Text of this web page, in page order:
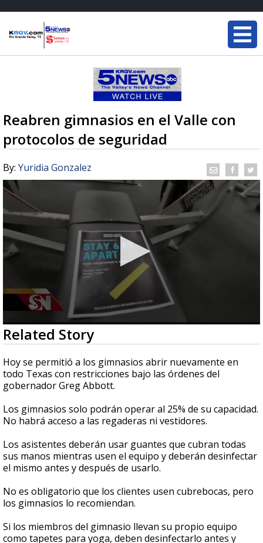
Reabren gimnasios en el Valle con
protocolos de seguridad
By: Yuridia Gonzalez
0
seconds
of
1
minute,
28
seconds
Related Story
Hoy se permitió a los gimnasios abrir nuevamente en
todo Texas con restricciones bajo las órdenes del
gobernador Greg Abbott.
Los gimnasios solo podrán operar al 25% de su capacidad.
No habrá acceso a las regaderas ni vestidores.
Los asistentes deberán usar guantes que cubran todas
sus manos mientras usen el equipo y deberán desinfectar
el mismo antes y después de usarlo.
No es obligatorio que los clientes usen cubrebocas, pero
los gimnasios lo recomiendan.
Si los miembros del gimnasio llevan su propio equipo
como tapetes para yoga, deben desinfectarlo antes y